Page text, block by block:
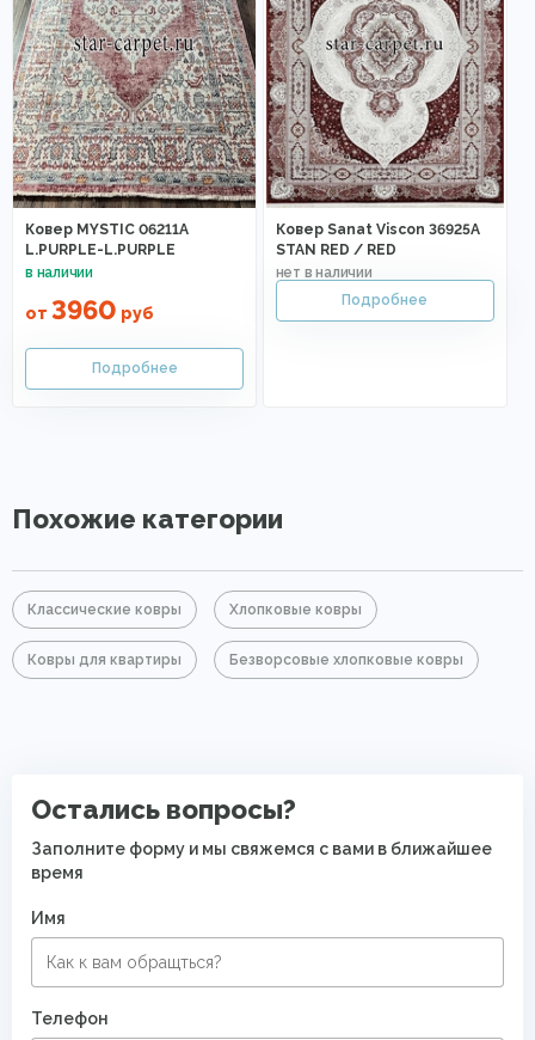
Ковер MYSTIC 06211A
L.PURPLE-L.PURPLE
от 3960 руб
Ковер Sanat Viscon 36925A
STAN RED / RED
Похожие категории
Классические ковры Хлопковые ковры
Ковры для квартиры Безворсовые хлопковые ковры
Остались вопросы?
Заполните форму и мы свяжемся с вами в ближайшее
время
Имя
Телефон